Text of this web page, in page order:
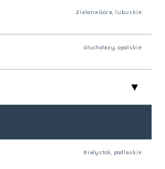
Zielona Góra, lubuskie
Głuchołazy, opolskie
Białystok, podlaskie